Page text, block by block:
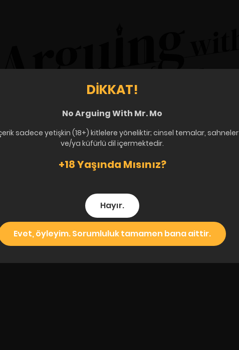
DIKKAT!
No Arguing With Mr. Mo
sadece yetişkin (18+) kitlelere yöneliktir; cinsel temalar, sahneler
ve/ya küfürlü dil içermektedir.
+18 Yaşında Mısınız?
Hayır.
Evet, öyleyim. Sorumluluk tamamen bana aittir.